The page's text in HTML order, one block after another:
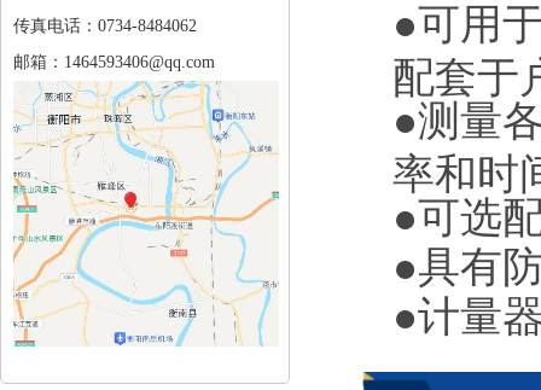
传真电话：0734-8484062
邮箱：1464593406@qq.com
●可用
配套于
●测量
率和时
●可选
●具有
●计量